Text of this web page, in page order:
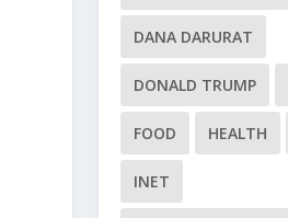
DANA DARURAT
DONALD TRUMP
FOOD HEALTH
INET